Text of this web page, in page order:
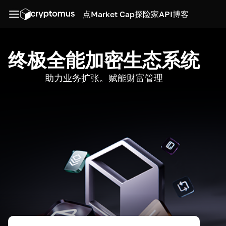
点Market Cap探险家API博客
终极全能加密生态系统
助力业务扩张。赋能财富管理